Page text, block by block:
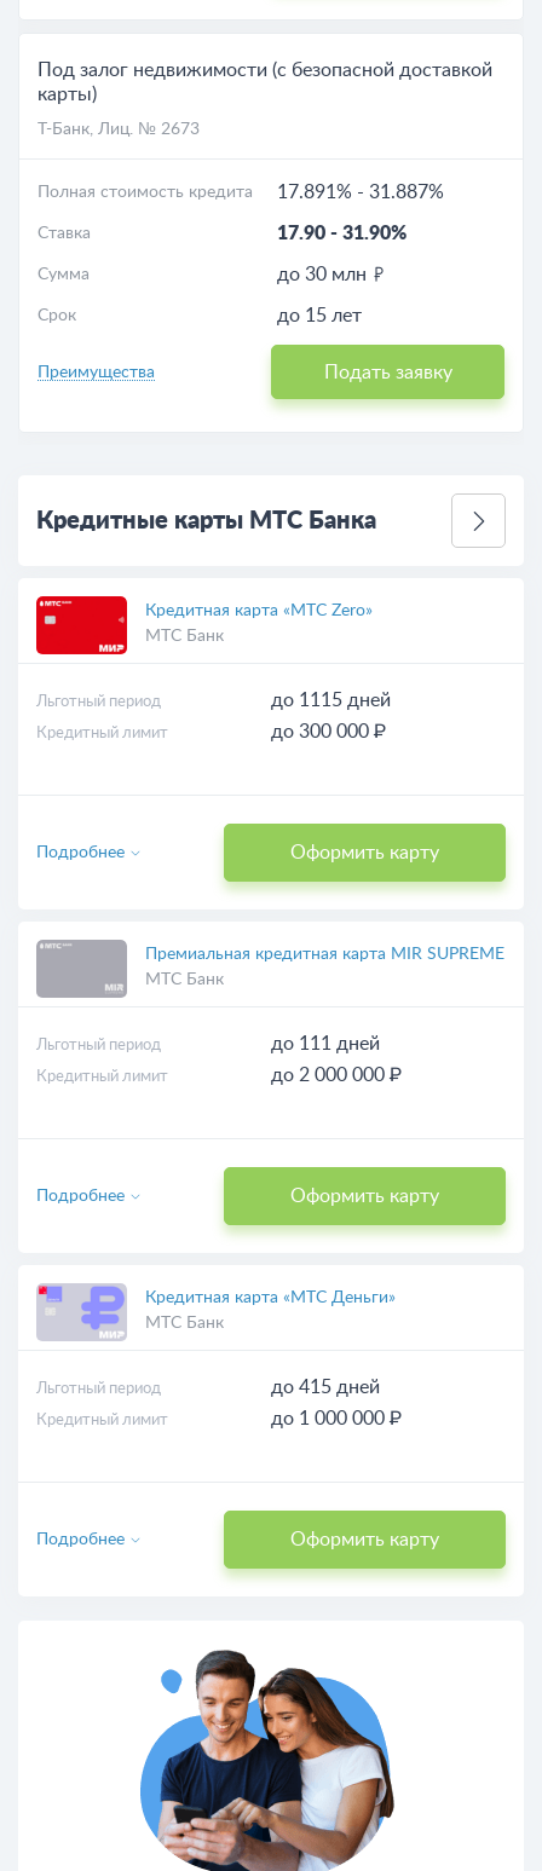
Под залог недвижимости (с безопасной доставкой
карты)
Т-Банк, Лиц. № 2673
Полная стоимость кредита 17.891% - 31.887%
Ставка 17.90 - 31.90%
Сумма до 30 млн
Срок до 15 лет
Преимущества Подать заявку
Кредитные карты МТС Банка
Кредитная карта «МТС Zero»
МТС Банк
Льготный период до 1115 дней
Кредитный лимит до 300 000 ₽
Оформить карту
Подробнее
Премиальная кредитная карта MIR SUPREME
МТС Банк
Льготный период до 111 дней
Кредитный лимит до 2 000 000 ₽
Оформить карту
Подробнее
Кредитная карта «МТС Деньги»
МТС Банк
Льготный период до 415 дней
Кредитный лимит до 1 000 000 ₽
Оформить карту
Подробнее